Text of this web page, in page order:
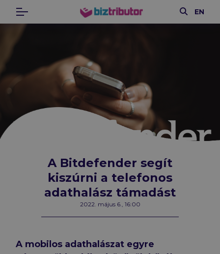
Menü
biztributor Keresés
EN
A Bitdefender segít
kiszúrni a telefonos
adathalász támadást
2022. május 6., 16:00
A mobilos adathalászat egyre